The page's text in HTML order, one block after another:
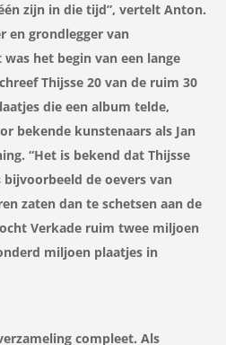
zijn in die tijd”, vertelt Anton.
en grondlegger van
het begin van een lange
Thijsse 20 van de ruim 30
die een album telde,
bekende kunstenaars als Jan
“Het is bekend dat Thijsse
de oevers van
zaten dan te schetsen aan de
Verkade ruim twee miljoen
miljoen plaatjes in
compleet. Als